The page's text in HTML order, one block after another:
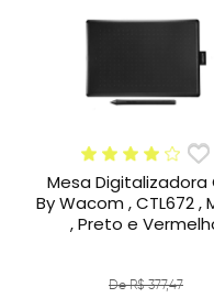
Mesa Digitalizadora
By Wacom , CTL672 ,
, Preto e
De R$ 377,47